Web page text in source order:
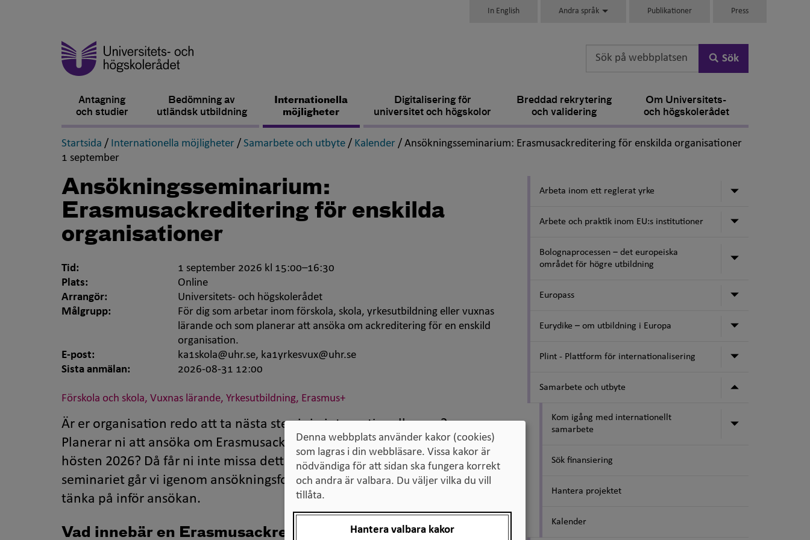
In English Andra språk Publikationer Press
Sök
Antagning
och studier
Bedömning av
utländsk utbildning
Internationella
möjligheter
Digitalisering för
universitet och högskolor
Breddad rekrytering
och validering
Om Universitets-
och högskolerådet
Startsida ,
/ Internationella möjligheter ,
/ Samarbete och utbyte ,
/ Kalender ,
/ Ansökningsseminarium: Erasmusackreditering för enskilda organisationer
1 september,
Ansökningsseminarium:
Erasmusackreditering för enskilda
organisationer
Tid:
1 september 2026 kl 15:00–16:30
Plats:
Online
Arrangör:
Universitets- och högskolerådet
Målgrupp:
För dig som arbetar inom förskola, skola, yrkesutbildning eller vuxnas
lärande och som planerar att ansöka om ackreditering för en enskild
organisation.
E-post:
ka1skola@uhr.se, ka1yrkesvux@uhr.se
Sista anmälan:
2026-08-31 12:00
Förskola och skola, Vuxnas lärande, Yrkesutbildning, Erasmus+
Är er organisation redo att ta nästa steg i sin internationella resa?
Planerar ni att ansöka om Erasmusackreditering som enskild organisation
hösten 2026? Då får ni inte missa detta ansökningsseminarium. Under
seminariet går vi igenom ansökningsformuläret och lyfter viktiga aspekter att
tänka på inför ansökan.
Vad innebär en Erasmusackreditering?
Arbeta inom ett reglerat yrke Undermeny
Arbete och praktik inom EU:s institutioner Undermeny
Bolognaprocessen ‒ det europeiska
området för högre utbildning
Undermeny
Europass Undermeny
Eurydike – om utbildning i Europa Undermeny
Plint - Plattform för internationalisering Undermeny
Samarbete och utbyte Undermeny
Kom igång med internationellt
samarbete
Undermeny
Sök finansiering
Hantera projektet
Kalender
Denna webbplats använder kakor (cookies)
som lagras i din webbläsare. Vissa kakor är
nödvändiga för att sidan ska fungera korrekt
och andra är valbara. Du väljer vilka du vill
tillåta.
Hantera valbara kakor